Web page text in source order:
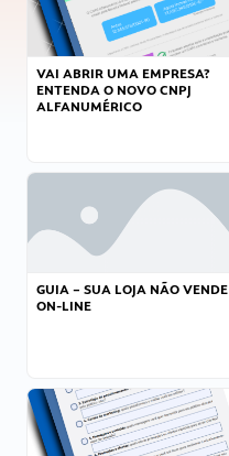
VAI ABRIR UMA EMPRESA?
ENTENDA O NOVO CNPJ
ALFANUMÉRICO
GUIA – SUA LOJA NÃO VENDE
ON-LINE